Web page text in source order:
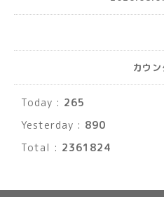
カウン
Today : 265
Yesterday : 890
Total : 2361824